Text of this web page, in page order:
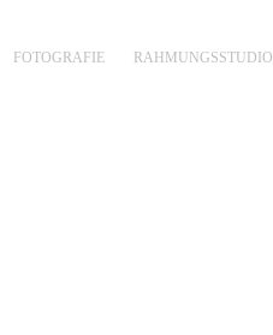
FOTOGRAFIE RAHMUNGSSTUDIO